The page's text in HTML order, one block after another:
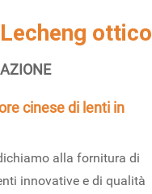
ottico
cinese di lenti in
alla fornitura di
innovative e di qualità